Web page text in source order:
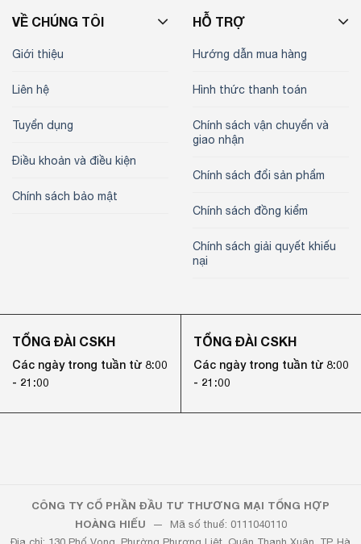
VỀ CHÚNG TÔI
Giới thiệu
Liên hệ
Tuyển dụng
Điều khoản và điều kiện
Chính sách bảo mật
HỖ TRỢ
Hướng dẫn mua hàng
Hình thức thanh toán
Chính sách vận chuyển và
giao nhận
Chính sách đổi sản phẩm
Chính sách đồng kiểm
Chính sách giải quyết khiếu
nại
TỔNG ĐÀI CSKH
Các ngày trong tuần từ 8:00
- 21:00
TỔNG ĐÀI CSKH
Các ngày trong tuần từ 8:00
- 21:00
CÔNG TY CỔ PHẦN ĐẦU TƯ THƯƠNG MẠI TỔNG HỢP
HOÀNG HIẾU — Mã số thuế: 0111040110